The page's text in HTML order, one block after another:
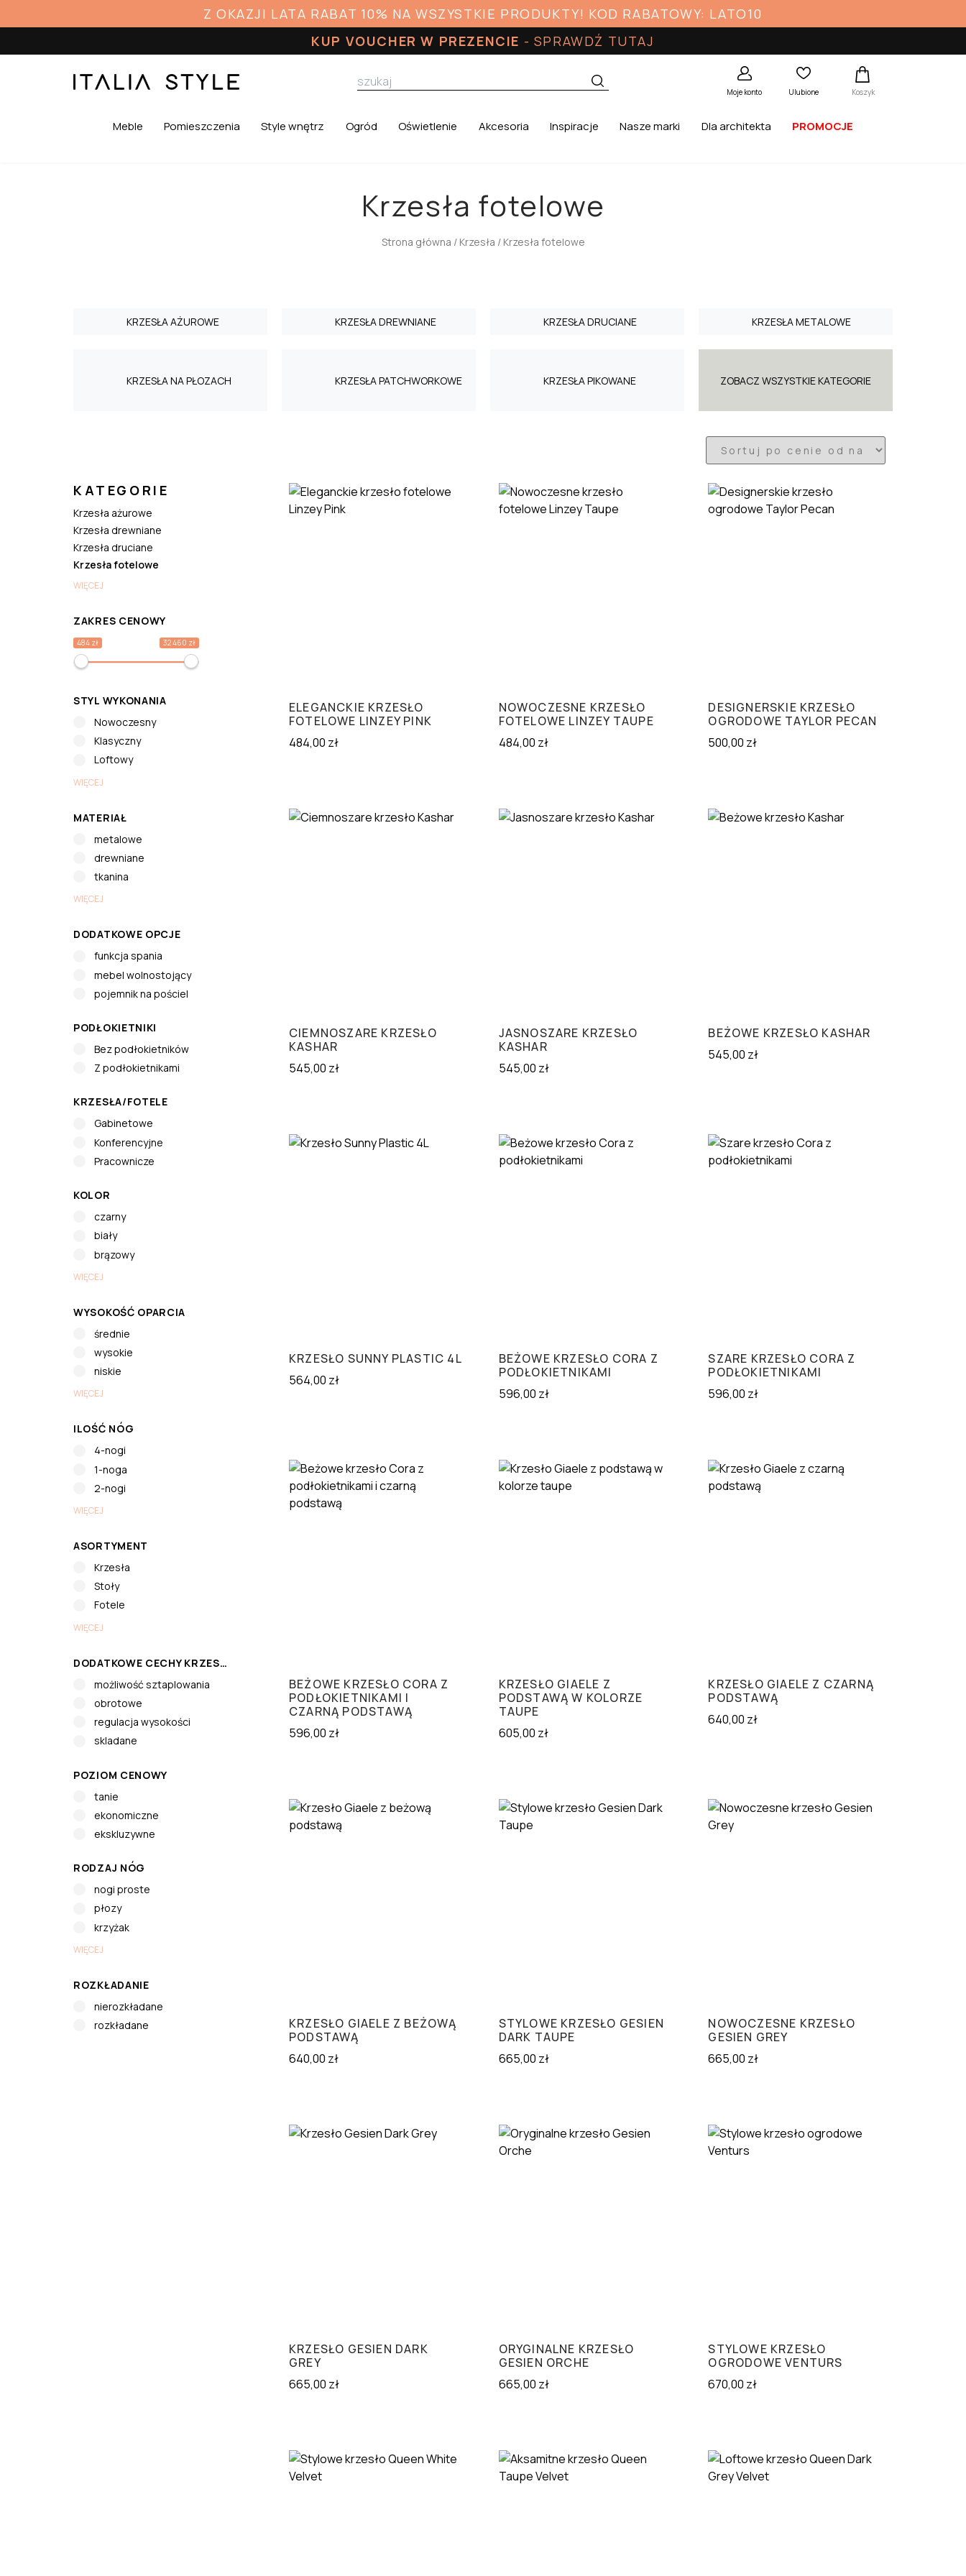
Z OKAZJI LATA RABAT 10% NA WSZYSTKIE PRODUKTY! KOD RABATOWY: LATO10
KUP VOUCHER W PREZENCIE - SPRAWDŹ TUTAJ
Moje konto Ulubione Koszyk
Meble Pomieszczenia Style wnętrz Ogród Oświetlenie Akcesoria Inspiracje Nasze marki Dla architekta PROMOCJE
Krzesła fotelowe
Strona główna / Krzesła / Krzesła fotelowe
KRZESŁA AŻUROWE KRZESŁA DREWNIANE KRZESŁA DRUCIANE KRZESŁA METALOWE
KRZESŁA NA PŁOZACH KRZESŁA PATCHWORKOWE KRZESŁA PIKOWANE ZOBACZ WSZYSTKIE KATEGORIE
KATEGORIE
Krzesła ażurowe
Krzesła drewniane
Krzesła druciane
Krzesła fotelowe
WIĘCEJ
ZAKRES CENOWY
484 zł 32 460 zł
STYL WYKONANIA
Nowoczesny
Klasyczny
Loftowy
WIĘCEJ
MATERIAŁ
metalowe
drewniane
tkanina
WIĘCEJ
DODATKOWE OPCJE
funkcja spania
mebel wolnostojący
pojemnik na pościel
PODŁOKIETNIKI
Bez podłokietników
Z podłokietnikami
KRZESŁA/FOTELE
Gabinetowe
Konferencyjne
Pracownicze
KOLOR
czarny
biały
brązowy
WIĘCEJ
WYSOKOŚĆ OPARCIA
średnie
wysokie
niskie
WIĘCEJ
ILOŚĆ NÓG
4-nogi
1-noga
2-nogi
WIĘCEJ
ASORTYMENT
Krzesła
Stoły
Fotele
WIĘCEJ
DODATKOWE CECHY KRZESŁA
możliwość sztaplowania
obrotowe
regulacja wysokości
skladane
POZIOM CENOWY
tanie
ekonomiczne
ekskluzywne
RODZAJ NÓG
nogi proste
płozy
krzyżak
WIĘCEJ
ROZKŁADANIE
nierozkładane
rozkładane
ELEGANCKIE KRZESŁO
FOTELOWE LINZEY PINK
484,00 zł
NOWOCZESNE KRZESŁO
FOTELOWE LINZEY TAUPE
484,00 zł
DESIGNERSKIE KRZESŁO
OGRODOWE TAYLOR PECAN
500,00 zł
CIEMNOSZARE KRZESŁO
KASHAR
545,00 zł
JASNOSZARE KRZESŁO
KASHAR
545,00 zł
BEŻOWE KRZESŁO KASHAR
545,00 zł
KRZESŁO SUNNY PLASTIC 4L
564,00 zł
BEŻOWE KRZESŁO CORA Z
PODŁOKIETNIKAMI
596,00 zł
SZARE KRZESŁO CORA Z
PODŁOKIETNIKAMI
596,00 zł
BEŻOWE KRZESŁO CORA Z
PODŁOKIETNIKAMI I
CZARNĄ PODSTAWĄ
596,00 zł
KRZESŁO GIAELE Z
PODSTAWĄ W KOLORZE
TAUPE
605,00 zł
KRZESŁO GIAELE Z CZARNĄ
PODSTAWĄ
640,00 zł
KRZESŁO GIAELE Z BEŻOWĄ
PODSTAWĄ
640,00 zł
STYLOWE KRZESŁO GESIEN
DARK TAUPE
665,00 zł
NOWOCZESNE KRZESŁO
GESIEN GREY
665,00 zł
KRZESŁO GESIEN DARK
GREY
665,00 zł
ORYGINALNE KRZESŁO
GESIEN ORCHE
665,00 zł
STYLOWE KRZESŁO
OGRODOWE VENTURS
670,00 zł